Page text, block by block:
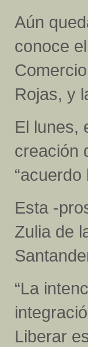
Aún
conoce
Rojas, y
El lunes,
creación
“acuerdo
Esta -
Zulia de
“La
Liberar